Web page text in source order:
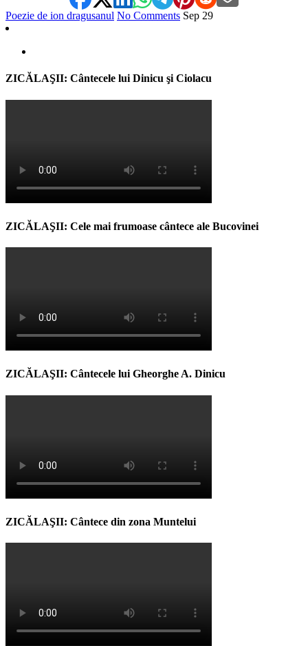
Poezie de ion dragusanul No Comments Sep 29
ZICĂLAŞII: Cântecele lui Dinicu şi Ciolacu
ZICĂLAŞII: Cele mai frumoase cântece ale Bucovinei
ZICĂLAŞII: Cântecele lui Gheorghe A. Dinicu
ZICĂLAŞII: Cântece din zona Muntelui